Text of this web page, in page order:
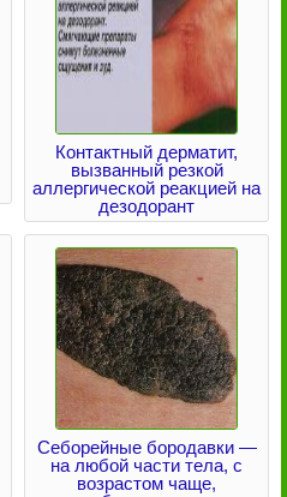
Контактный дерматит,
вызванный резкой
аллергической реакцией на
дезодорант
Себорейные бородавки —
на любой части тела, с
возрастом чаще,